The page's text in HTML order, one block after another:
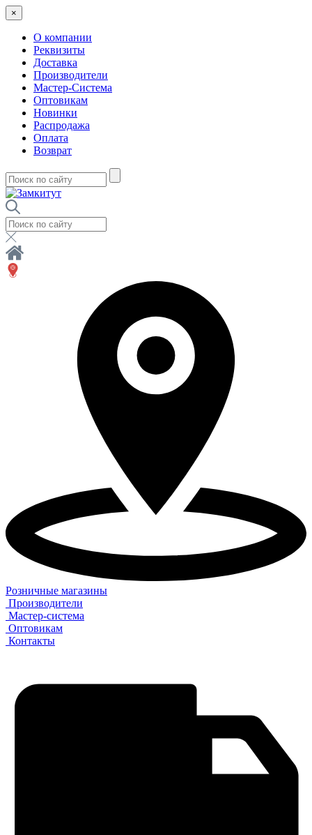
×
О компании
Реквизиты
Доставка
Производители
Мастер-Система
Оптовикам
Новинки
Распродажа
Оплата
Возврат
Розничные магазины
Производители
Мастер-система
Оптовикам
Контакты